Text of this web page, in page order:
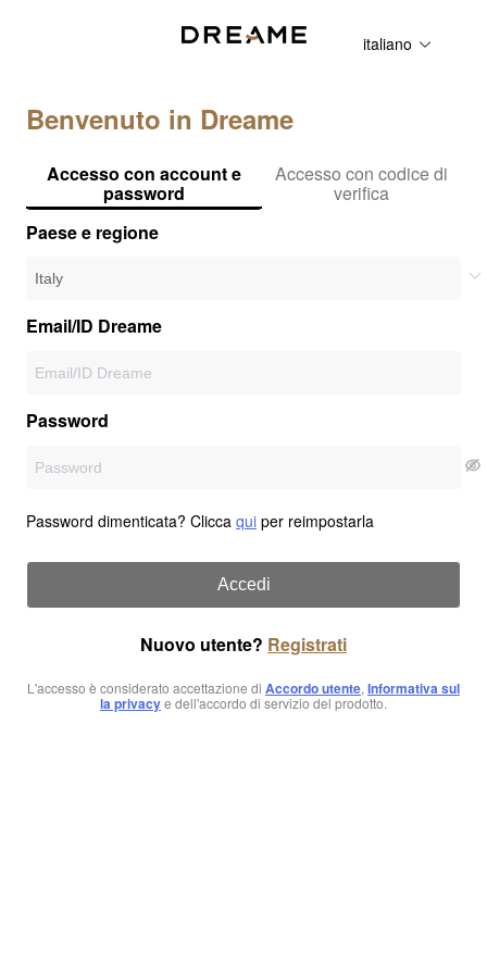
italiano
Benvenuto in Dreame
Accesso con account e
password
Accesso con codice di
verifica
Paese e regione
Email/ID Dreame
Password
Password dimenticata? Clicca qui per reimpostarla
Accedi
Nuovo utente? Registrati
L'accesso è considerato accettazione di Accordo utente, Informativa sul
la privacye dell'accordo di servizio del prodotto.